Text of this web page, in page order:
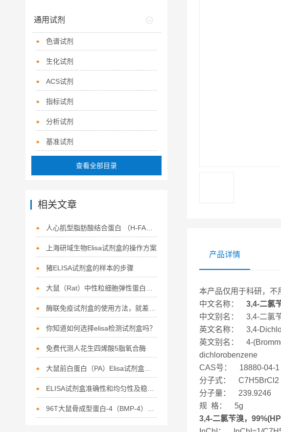
产品详情
本产品仅用于科研，不
中文名称： 3,4-二氯
中文别名： 3,4-二氯
英文名称： 3,4-
英文别名： 4-
dichlorobenzene
CAS号： 18880-04-1
分子式： C7H5BrCl2
分子量： 239.9246
规 格： 5g
3,4-二氯苄溴，
通用试剂
色谱试剂
生化试剂
ACS试剂
指标试剂
分析试剂
基准试剂
查看全部目录
相关文章
人心肌型脂肪酸结合蛋白 （H-FABP） ELISA 试剂盒
上海研域生物Elisa试剂盒的操作方案
猪ELISA试剂盒的样本的步骤
酶联免疫试剂盒的使用方法，就差你没看过了
你知道如何选择elisa检测试剂盒吗？
免费代测人花生四烯酸5脂氧合酶
大鼠前白蛋白（PA）Elisa试剂盒说明书